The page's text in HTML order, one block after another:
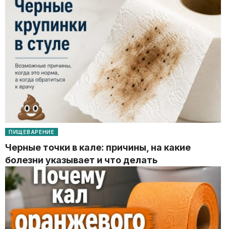
ПИЩЕВАРЕНИЕ
Черные точки в кале: причины, на какие
болезни указывает и что делать